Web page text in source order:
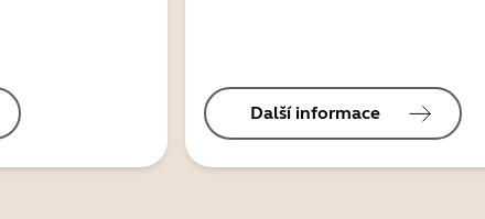
Další informace